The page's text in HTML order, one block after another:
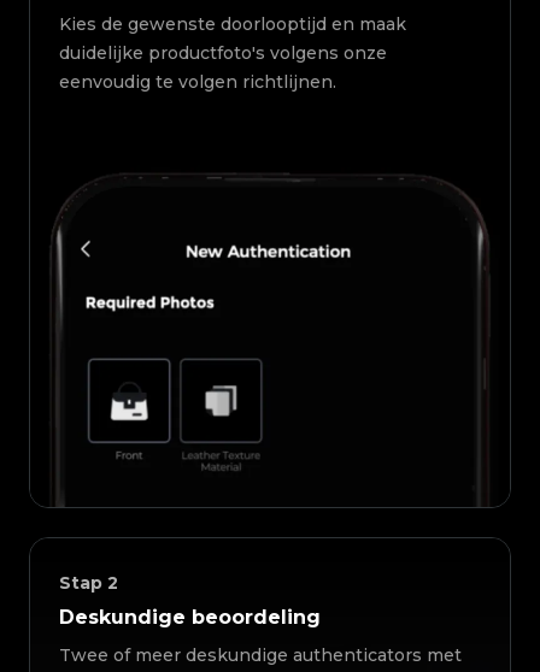
Kies de gewenste doorlooptijd en maak
duidelijke productfoto's volgens onze
eenvoudig te volgen richtlijnen.
Stap 2
Deskundige beoordeling
Twee of meer deskundige authenticators met